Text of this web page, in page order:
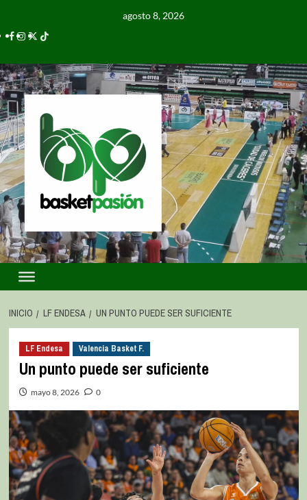
agosto 8, 2026
INICIO LF ENDESA UN PUNTO PUEDE SER SUFICIENTE
LF Endesa Valencia Basket F.
Un punto puede ser suficiente
mayo 8, 2026 0